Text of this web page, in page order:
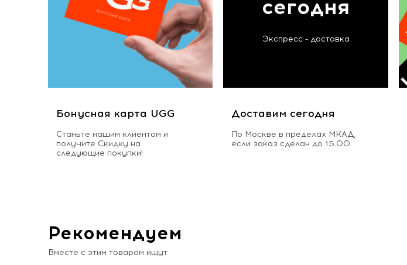
Бонусная карта UGG
Станьте нашим клиентом и
получите Скидку на
следующие покупки!
сегодня
Экспресс - доставка
Доставим сегодня
По Москве в пределах МКАД,
если заказ сделан до 15.00
Рекомендуем
Вместе с этим товаром ищут